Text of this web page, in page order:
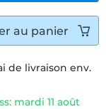
de livraison env.
mardi 11 août
au panier